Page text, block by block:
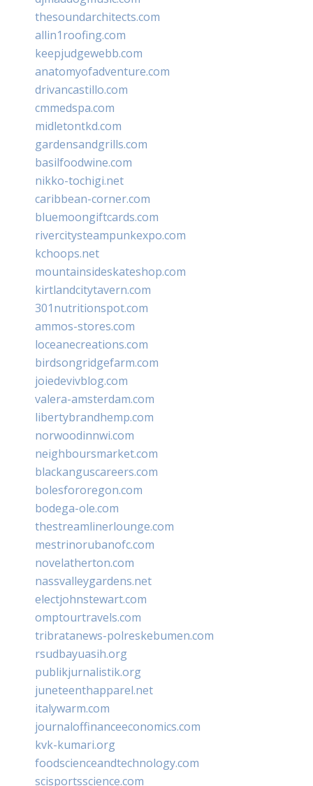
thesoundarchitects.com
allin1roofing.com
keepjudgewebb.com
anatomyofadventure.com
drivancastillo.com
cmmedspa.com
midletontkd.com
gardensandgrills.com
basilfoodwine.com
nikko-tochigi.net
caribbean-corner.com
bluemoongiftcards.com
rivercitysteampunkexpo.com
kchoops.net
mountainsideskateshop.com
kirtlandcitytavern.com
301nutritionspot.com
ammos-stores.com
loceanecreations.com
birdsongridgefarm.com
joiedevivblog.com
valera-amsterdam.com
libertybrandhemp.com
norwoodinnwi.com
neighboursmarket.com
blackanguscareers.com
bolesfororegon.com
bodega-ole.com
thestreamlinerlounge.com
mestrinorubanofc.com
novelatherton.com
nassvalleygardens.net
electjohnstewart.com
omptourtravels.com
tribratanews-polreskebumen.com
rsudbayuasih.org
publikjurnalistik.org
juneteenthapparel.net
italywarm.com
journaloffinanceeconomics.com
kvk-kumari.org
foodscienceandtechnology.com
scisportsscience.com